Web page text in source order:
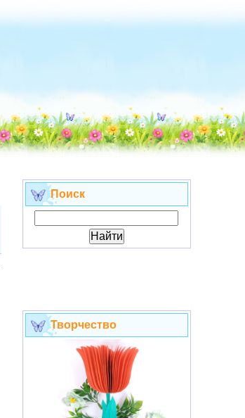
Поиск
Творчество